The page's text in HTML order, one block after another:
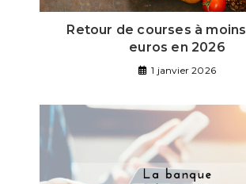
Retour de courses à
euros en 2026
1 janvier 2026